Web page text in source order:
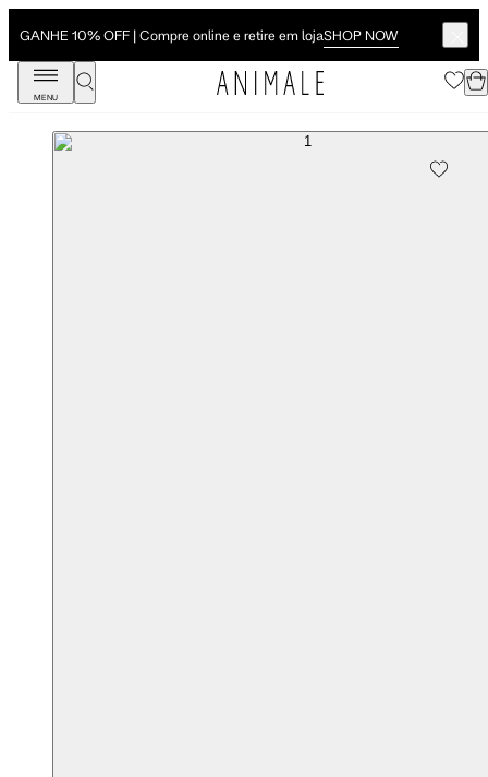
GANHE 10% OFF | Compre online e retire em lojaSHOP NOW
MENU